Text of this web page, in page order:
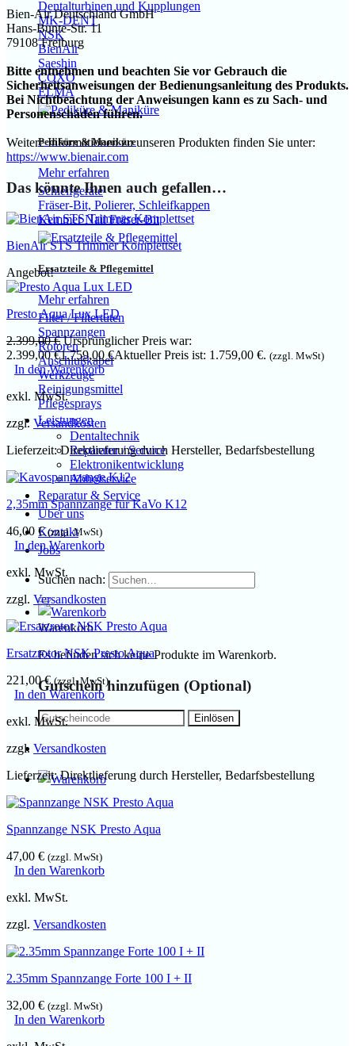
Dentalturbinen und Kupplungen
MK-DENT
NSK
BienAir
Saeshin
COXO
ELMA
Pediküre & Maniküre
Mehr erfahren
Schleifgeräte
Fräser-Bit, Polierer, Schleifkappen
Kemmer Nail Fräser-Bit
Ersatzteile & Pflegemittel
Mehr erfahren
Filter / Filtertüten
Spannzangen
Rotoren
Anschlußkabel
Werkzeuge
Reinigungsmittel
Pflegesprays
Leistungen
Dentaltechnik
Reparatur / Service
Elektronikentwicklung
Abholservice
Reparatur & Service
Über uns
Kontakt
Jobs
Suchen nach:
Warenkorb
Es befinden sich keine Produkte im Warenkorb.
Gutschein hinzufügen (Optional)
Bien-Air Deutschland GmbH
Hans-Bunte-Str. 11
79108 Freiburg
Bitte entnehmen und beachten Sie vor Gebrauch die
Sicherheitsanweisungen der Bedienungsanleitung des Produkts.
Bei Nichtbeachtung der Anweisungen kann es zu Sach- und
Personenschäden führen.
Weitere Informationen zu unseren Produkten finden Sie unter:
https://www.bienair.com
Das könnte Ihnen auch gefallen…
BienAir STS Trimmer Komplettset
Angebot!
Presto Aqua Lux LED
2.399,00€ Ursprünglicher Preis war:
2.399,00 €1.759,00 €Aktueller Preis ist: 1.759,00 €. (zzgl. MwSt)
In den Warenkorb
exkl. MwSt.
zzgl. Versandkosten
Lieferzeit:Direktlieferung durch Hersteller, Bedarfsbestellung
2,35mm Spannzange für KaVo K12
46,00 € (zzgl. MwSt)
In den Warenkorb
exkl. MwSt.
zzgl. Versandkosten
Ersatzrotor NSK Presto Aqua
221,00€ (zzgl. MwSt)
In den Warenkorb
exkl. MwSt.
zzgl. Versandkosten
Lieferzeit:Direktlieferung durch Hersteller, Bedarfsbestellung
Spannzange NSK Presto Aqua
47,00 € (zzgl. MwSt)
In den Warenkorb
exkl. MwSt.
zzgl. Versandkosten
2.35mm Spannzange Forte 100 I + II
32,00 € (zzgl. MwSt)
In den Warenkorb